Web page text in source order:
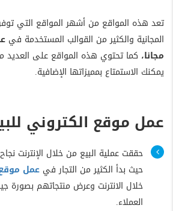
تعد هذه المواقع من أشهر المواقع التي
المجانية والكثير من القوالب المستخدمة في
مجانا، كما تحتوي هذه المواقع على العديد
يمكنك الاستمتاع بمميزاتها الإضافية.
عمل موقع الكتروني
حققت عملية البيع من خلال الإنترنت
حيث بدأ الكثير من التجار في عمل موقع
خلال الانترنت وعرض منتجاتهم
العملاء.